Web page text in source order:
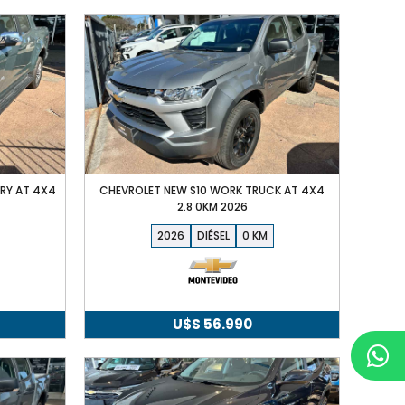
AT 4X4
CHEVROLET NEW S10 WORK TRUCK AT 4X4
2.8 0KM 2026
2026
DIÉSEL 0
U$S 56.990